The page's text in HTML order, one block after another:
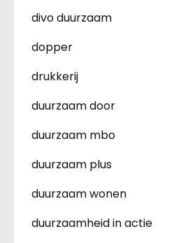
divo duurzaam
dopper
drukkerij
duurzaam door
duurzaam mbo
duurzaam plus
duurzaam wonen
duurzaamheid in actie